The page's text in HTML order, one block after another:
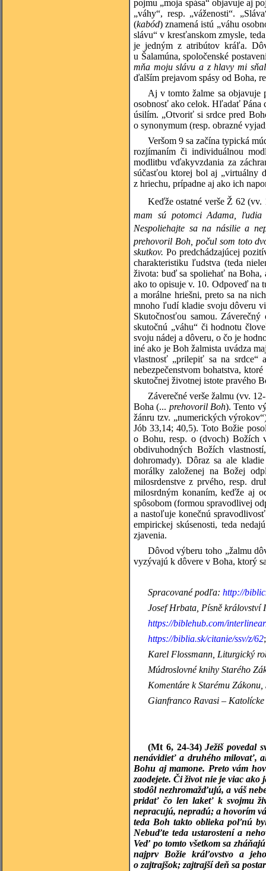
pojmu „moja spása“ objavuje aj
„váhy“, resp. „váženosti“.
(kabód) znamená istú „váhu
slávu“ v kresťanskom zmysle,
je jedným z atribútov kráľa.
u Šalamúna, spoločenské
mňa moju slávu a z hlavy mi
ďalším prejavom spásy od Boha,
Aj v tomto žalme sa
osobnosť ako celok. Hľadať Pána
úsilím. „Otvoriť si srdce pred
o synonymum (resp. obrazné
Veršom 9 sa začína typická
rozjímaním či individuálnou
modlitbu vďakyvzdania za
súčasťou ktorej bol aj „virtuálny
z hriechu, prípadne aj ako ich
Keďže ostatné verše Ž 62
mam sú potomci Adama,
Nespoliehajte sa na násilie a
prehovoril Boh, počul som toto
skutkov. Po predchádzajúcej
charakteristiku ľudstva (teda
života: buď sa spoliehať na
ako to opisuje v. 10. Odpoveď na
a morálne hriešni, preto sa na
mnoho ľudí kladie svoju dôveru
Skutočnosťou samou.
skutočnú „váhu“ či hodnotu
svoju nádej a dôveru, o čo je
iné ako je Boh žalmista uvádza
vlastnosť „prilepiť sa na srdce“
nebezpečenstvom bohatstva,
skutočnej životnej istote pravého
Záverečné verše žalmu (vv.
Boha (... prehovoril Boh). Tento
žánru tzv. „numerických
Jób 33,14; 40,5). Toto Božie
o Bohu, resp. o (dvoch) Božích
obdivuhodných Božích
dohromady). Dôraz sa ale
morálky založenej na Božej
milosrdenstve z prvého, resp.
milosrdným konaním, keďže aj
spôsobom (formou spravodlivej
a nastoľuje konečnú
empirickej skúsenosti, teda
zjavenia.
Dôvod výberu toho „žalmu
vyzývajú k dôvere v Boha, ktorý
Spracované podľa: http://
JosefHrbata, Písně království
https://biblehub.com/
https://biblia.sk/citanie/ssv/z/62
KarelFlossmann, Liturgický
Múdroslovnéknihy Starého
Komentáre k Starému
GianfrancoRavasi – Katolícke
(Mt 6, 24-34) Ježiš povedal
nenávidieť a druhého milovať,
Bohu aj mamone. Preto vám
zaodejete. Či život nie je viac ako
stodôl nezhromažďujú, a váš
pridať čo len lakeť k svojmu
nepracujú, nepradú; a hovorím
teda Boh takto oblieka poľnú
Nebuďte teda ustarostení a
Veď po tomto všetkom sa
najprv Božie kráľovstvo a
o zajtrajšok; zajtrajší deň sa